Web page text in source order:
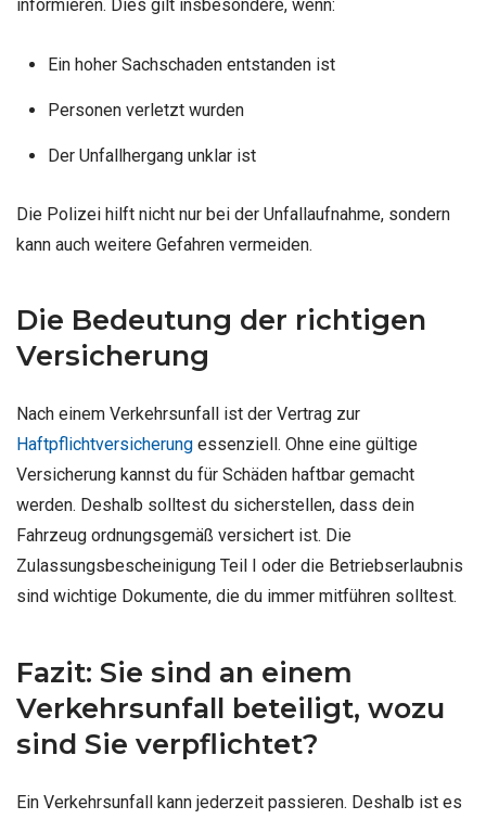
informieren. Dies gilt insbesondere, wenn:
Ein hoher Sachschaden entstanden ist
Personen verletzt wurden
Der Unfallhergang unklar ist
Die Polizei hilft nicht nur bei der Unfallaufnahme, sondern
kann auch weitere Gefahren vermeiden.
Die Bedeutung der richtigen
Versicherung
Nach einem Verkehrsunfall ist der Vertrag zur
Haftpflichtversicherung essenziell. Ohne eine gültige
Versicherung kannst du für Schäden haftbar gemacht
werden. Deshalb solltest du sicherstellen, dass dein
Fahrzeug ordnungsgemäß versichert ist. Die
Zulassungsbescheinigung Teil I oder die Betriebserlaubnis
sind wichtige Dokumente, die du immer mitführen solltest.
Fazit: Sie sind an einem
Verkehrsunfall beteiligt, wozu
sind Sie verpflichtet?
Ein Verkehrsunfall kann jederzeit passieren. Deshalb ist es